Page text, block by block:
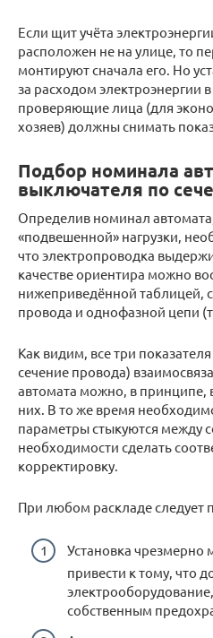
Если щит учёта
расположен не на улице, то
монтируют сначала его. Но
за расходом электроэнергии
проверяющие лица (для
хозяев) должны снимать
Подбор номинала
выключателя по
Определив номинал
«подвешенной» нагрузки,
что электропроводка
качестве ориентира можно
нижеприведённой таблицей,
провода и однофазной цепи
Как видим, все три
сечение провода)
автомата можно, в принципе,
них. В то же время
параметры стыкуются между
необходимости сделать
корректировку.
При любом раскладе следует
Установка
привести к тому, что
собственным